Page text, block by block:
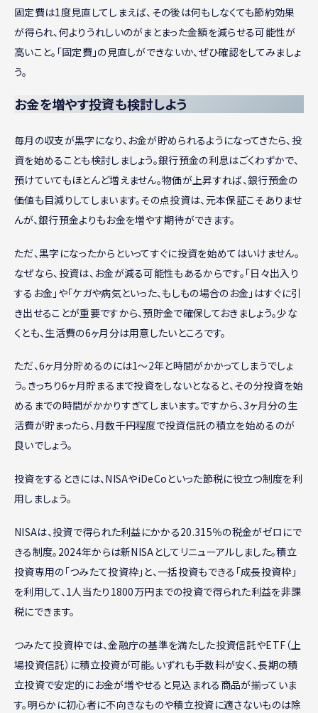
固定費は1度見直してしまえば、その後は何もしなくても節約効果
が得られ、何よりうれしいのがまとまった金額を減らせる可能性が
高いこと。「固定費」の見直しができないか、ぜひ確認をしてみましょ
う。
お金を増やす投資も検討しよう
毎月の収支が黒字になり、お金が貯められるようになってきたら、投
資を始めることも検討しましょう。銀行預金の利息はごくわずかで、
預けていてもほとんど増えません。物価が上昇すれば、銀行預金の
価値も目減りしてしまいます。その点投資は、元本保証こそありませ
んが、銀行預金よりもお金を増やす期待ができます。
ただ、黒字になったからといってすぐに投資を始めてはいけません。
なぜなら、投資は、お金が減る可能性もあるからです。「日々出入り
するお金」や「ケガや病気といった、もしもの場合のお金」はすぐに引
き出せることが重要ですから、預貯金で確保しておきましょう。少な
くとも、生活費の6ヶ月分は用意したいところです。
ただ、6ヶ月分貯めるのには1〜2年と時間がかかってしまうでしょ
う。きっちり6ヶ月貯まるまで投資をしないとなると、その分投資を始
めるまでの時間がかかりすぎてしまいます。ですから、3ヶ月分の生
活費が貯まったら、月数千円程度で投資信託の積立を始めるのが
良いでしょう。
投資をするときには、NISAやiDeCoといった節税に役立つ制度を利
用しましょう。
NISAは、投資で得られた利益にかかる20.315％の税金がゼロにで
きる制度。2024年からは新NISAとしてリニューアルしました。積立
投資専用の「つみたて投資枠」と、一括投資もできる「成長投資枠」
を利用して、1人当たり1800万円までの投資で得られた利益を非課
税にできます。
つみたて投資枠では、金融庁の基準を満たした投資信託やETF（上
場投資信託）に積立投資が可能。いずれも手数料が安く、長期の積
立投資で安定的にお金が増やせると見込まれる商品が揃っていま
す。明らかに初心者に不向きなものや積立投資に適さないものは除